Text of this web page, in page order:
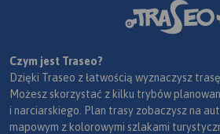
Czym jest Traseo?
Dzięki Traseo z łatwością wyznaczysz
Możesz skorzystać z kilku trybów
i narciarskiego. Plan trasy zobaczysz na
mapowym z kolorowymi szlakami